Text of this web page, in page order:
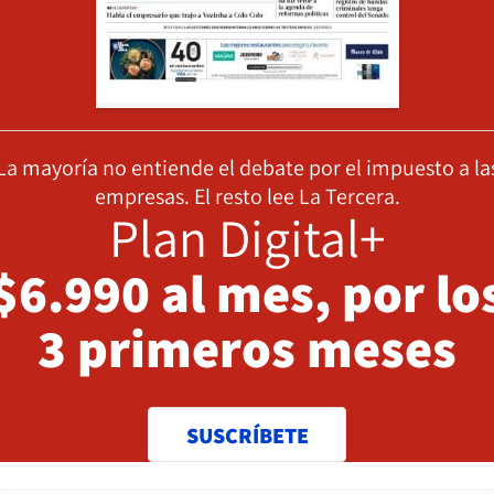
mayoría no entiende el debate por el impuesto a
empresas. El resto lee La Tercera.
Plan Digital+
al mes, por
3 primeros meses
SUSCRÍBETE